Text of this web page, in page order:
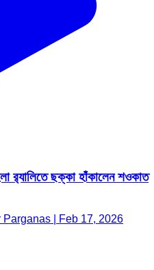
র‍্যালিতে ছক্কা হাঁকালেন শওকাত
| Feb 17, 2026